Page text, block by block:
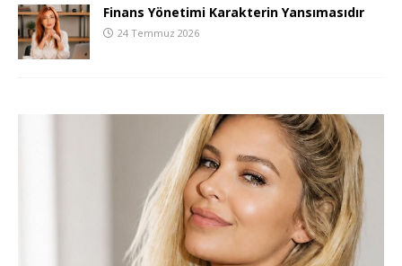
Finans Yönetimi Karakterin Yansımasıdır
24 Temmuz 2026